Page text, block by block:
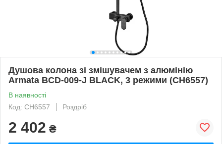
Душова колона зі змішувачем з алюмінію
Armata BCD-009-J BLACK, 3 режими (CH6557)
В наявності
Код: CH6557
Роздріб
2 402 ₴